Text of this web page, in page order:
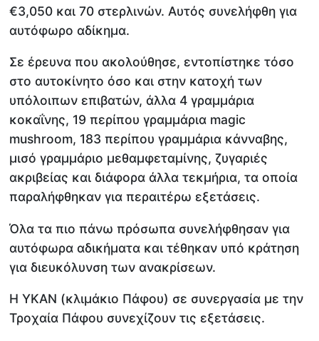
€3,050 και 70 στερλινών. Αυτός συνελήφθη για
αυτόφωρο αδίκημα.
Σε έρευνα που ακολούθησε, εντοπίστηκε τόσο
στο αυτοκίνητο όσο και στην κατοχή των
υπόλοιπων επιβατών, άλλα 4 γραμμάρια
κοκαΐνης, 19 περίπου γραμμάρια magic
mushroom, 183 περίπου γραμμάρια κάνναβης,
μισό γραμμάριο μεθαμφεταμίνης, ζυγαριές
ακριβείας και διάφορα άλλα τεκμήρια, τα οποία
παραλήφθηκαν για περαιτέρω εξετάσεις.
Όλα τα πιο πάνω πρόσωπα συνελήφθησαν για
αυτόφωρα αδικήματα και τέθηκαν υπό κράτηση
για διευκόλυνση των ανακρίσεων.
Η ΥΚΑΝ (κλιμάκιο Πάφου) σε συνεργασία με την
Τροχαία Πάφου συνεχίζουν τις εξετάσεις.